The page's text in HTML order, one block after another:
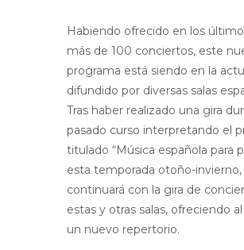
Habiendo ofrecido en los
más de 100 conciertos, este
programa está siendo en la
difundido por diversas salas
Tras haber realizado una gira
pasado curso interpretando el
titulado “Música española para
esta temporada otoño-invierno,
continuará con la gira de
estas y otras salas, ofreciendo
un nuevo repertorio.